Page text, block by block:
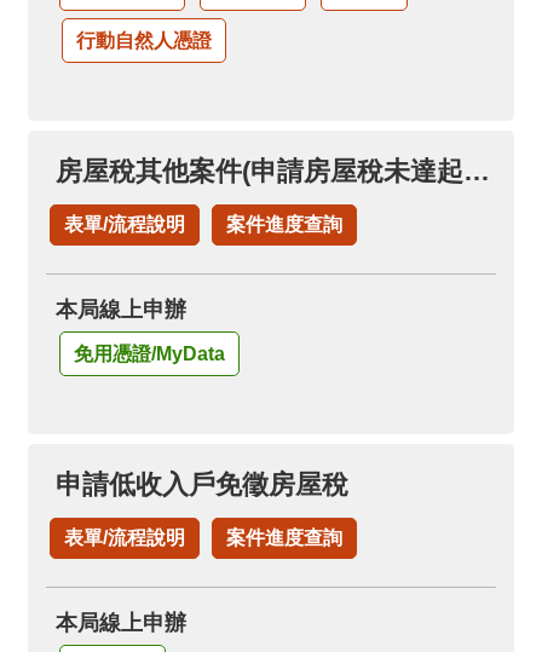
行動自然人憑證
房屋稅其他案件(申請房屋稅未達起徵點免稅證明)
表單/流程說明 案件進度查詢
本局線上申辦
免用憑證/MyData
申請低收入戶免徵房屋稅
表單/流程說明 案件進度查詢
本局線上申辦